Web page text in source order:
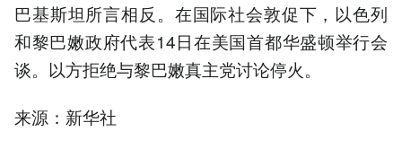
巴基斯坦所言相反。在国际社会敦促下，以色列
和黎巴嫩政府代表14日在美国首都华盛顿举行会
谈。以方拒绝与黎巴嫩真主党讨论停火。
来源：新华社